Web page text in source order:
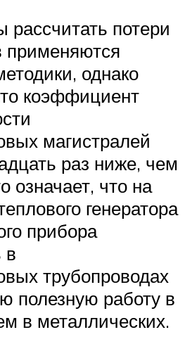
рассчитать потери
применяются
однако
коэффициент
магистралей
раз ниже, чем
означает, что на
генератора
прибора
в
трубопроводах
полезную работу в
в металлических.